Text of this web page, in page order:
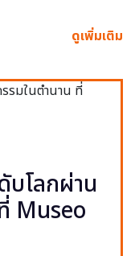
ดูเพิ่มเติม
โลกผ่าน
Museo